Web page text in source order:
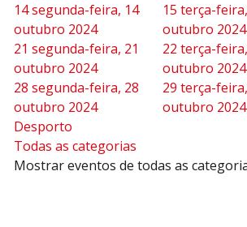
14segunda-feira, 14
outubro 2024
15 terça-
outubro 2024
21 segunda-feira, 21
outubro 2024
22 terça-
outubro 2024
28 segunda-feira, 28
outubro 2024
29 terça-
outubro 2024
Desporto
Todas as categorias
Mostrar eventos de todas as